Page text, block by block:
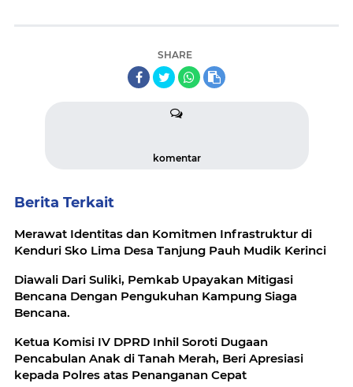
SHARE
komentar
Berita Terkait
Merawat Identitas dan Komitmen Infrastruktur di
Kenduri Sko Lima Desa Tanjung Pauh Mudik Kerinci
Diawali Dari Suliki, Pemkab Upayakan Mitigasi
Bencana Dengan Pengukuhan Kampung Siaga
Bencana.
Ketua Komisi IV DPRD Inhil Soroti Dugaan
Pencabulan Anak di Tanah Merah, Beri Apresiasi
kepada Polres atas Penanganan Cepat